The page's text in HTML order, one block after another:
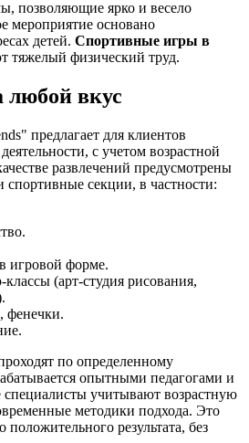
позволяющие ярко и весело
мероприятие основано
детей. Спортивные игры в
тяжелый физический труд.
любой вкус
предлагает для клиентов
с учетом возрастной
развлечений предусмотрены
спортивные секции, в частности:
игровой форме.
классы (арт-студия рисования,
фенечки.
по определенному
опытными педагогами и
учитывают возрастную
методики подхода. Это
положительного результата, без